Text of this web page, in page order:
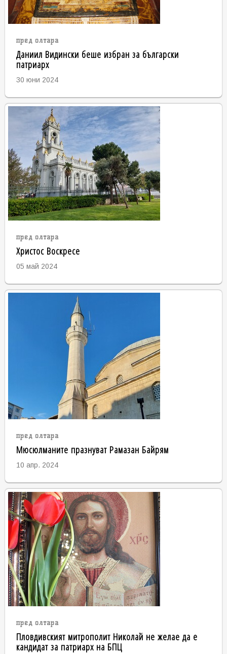
пред олтара
Даниил Видински беше избран за български
патриарх
30 юни 2024
пред олтара
Христос Воскресе
05 май 2024
пред олтара
Мюсюлманите празнуват Рамазан Байрям
10 апр. 2024
пред олтара
Пловдивският митрополит Николай не желае да е
кандидат за патриарх на БПЦ